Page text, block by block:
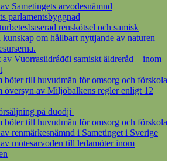
Sametingets arvodesnämnd
parlamentsbyggnad
renskötsel och samisk
om hållbart nyttjande av naturen
av Vuorrasiidráđđi samiskt äldreråd – inom
böter till huvudmän för omsorg och förskola
översyn av Miljöbalkens regler enligt 12
på duodji
böter till huvudmän för omsorg och förskola
renmärkesnämnd i Sametinget i Sverige
mötesarvoden till ledamöter inom